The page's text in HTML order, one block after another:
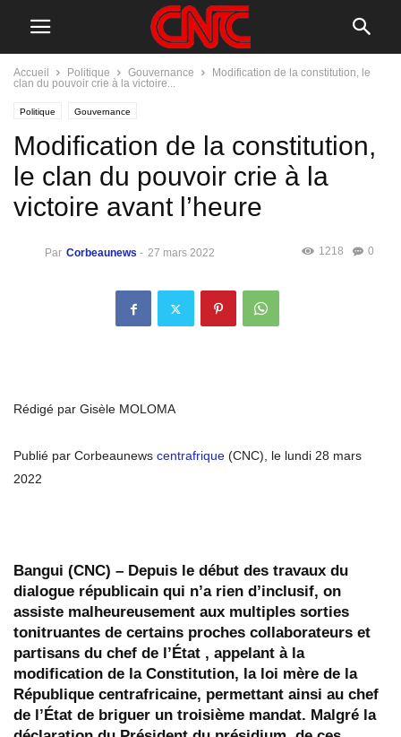
Accueil Politique Gouvernance
Modification de la constitution, le
clan du pouvoir crie à la victoire...
Politique Gouvernance
Modification de la constitution,
le clan du pouvoir crie à la
victoire avant l’heure
Par Corbeaunews - 27 mars 2022 0
1218
Rédigé par Gisèle MOLOMA
Publié par Corbeaunews centrafrique (CNC), le lundi 28 mars
2022
Bangui (CNC) – Depuis le début des travaux du
dialogue républicain qui n’a rien d’inclusif, on
assiste malheureusement aux multiples sorties
tonitruantes de certains proches collaborateurs et
partisans du chef de l’État , appelant à la
modification de la Constitution, la loi mère de la
République centrafricaine, permettant ainsi au chef
de l’État de briguer un troisième mandat. Malgré la